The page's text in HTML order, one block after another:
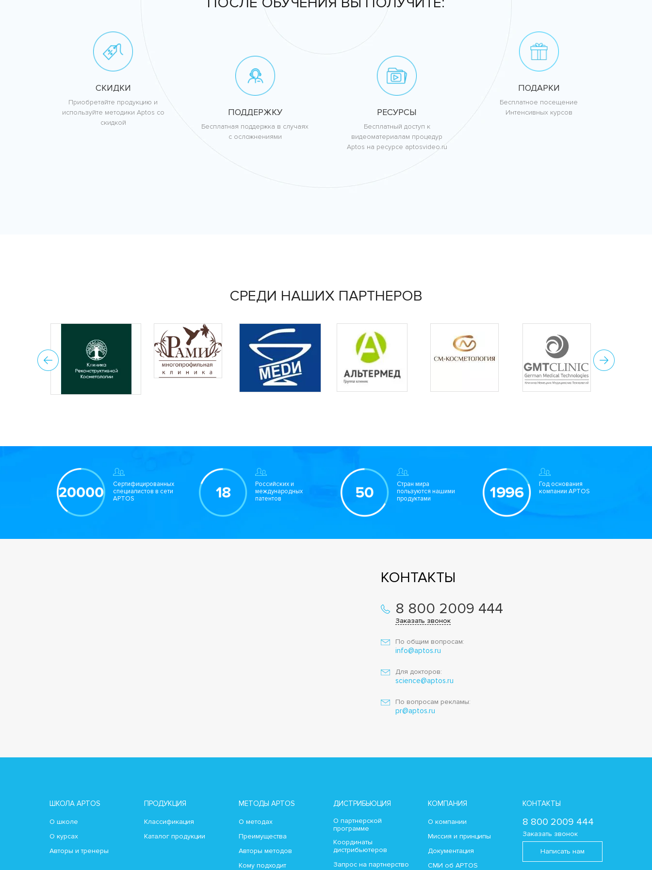
СКИДКИ
Приобретайте продукцию и
используйте методики Aptos со
скидкой
ПОДДЕРЖКУ
Бесплатная поддержка в случаях
с осложнениями
РЕСУРСЫ
Бесплатный доступ к
видеоматериалам процедур
Aptos на ресурсе aptosvideo.ru
ПОДАРКИ
Бесплатное посещение
Интенсивных курсов
СРЕДИ НАШИХ ПАРТНЕРОВ
Сертифицированных
специалистов в сети
APTOS
Российских и
международных
патентов
Стран мира
пользуются нашими
продуктами
Год основания
компании APTOS
КОНТАКТЫ
8 800 2009 444
Заказать звонок
По общим вопросам:
info@aptos.ru
Для докторов:
science@aptos.ru
По вопросам рекламы:
pr@aptos.ru
ШКОЛА APTOS
О школе
О курсах
Авторы и тренеры
ПРОДУКЦИЯ
Классификация
Каталог продукции
МЕТОДЫ APTOS
О методах
Преимущества
Авторы методов
Кому подходит
ДИСТРИБЬЮЦИЯ
О партнерской
программе
Координаты
дистрибьютеров
Запрос на партнерство
КОМПАНИЯ
О компании
Миссия и принципы
Документация
СМИ об APTOS
КОНТАКТЫ
8 800 2009 444
Заказать звонок
Написать нам